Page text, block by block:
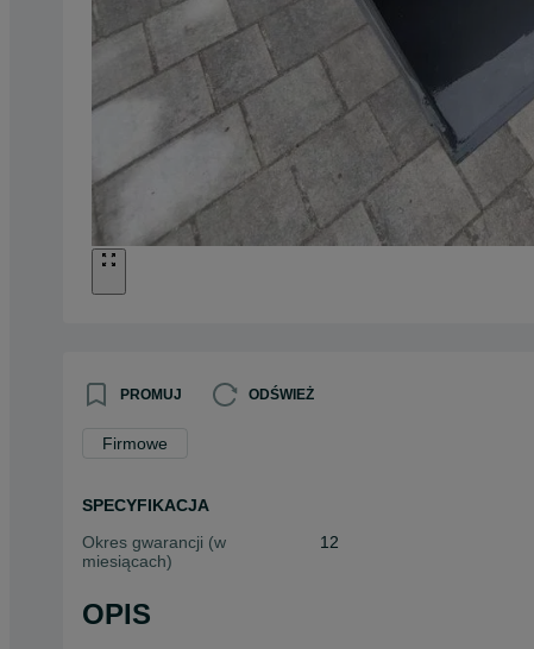
PROMUJ ODŚWIEŻ
Firmowe
SPECYFIKACJA
Okres gwarancji (w
miesiącach)
12
OPIS